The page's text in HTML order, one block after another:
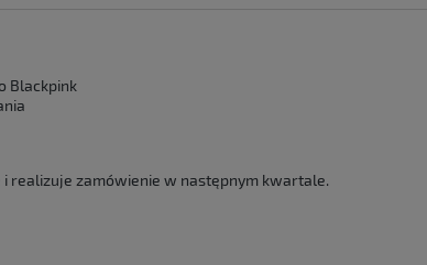
Blackpink
realizuje zamówienie w następnym kwartale.